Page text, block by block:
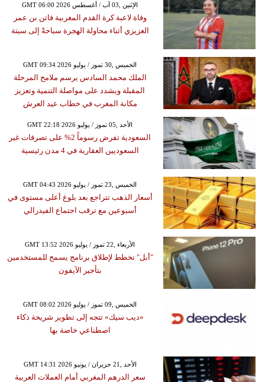
GMT 06:00 2026 الإثنين ,03 آب / أغسطس
وفاة لاعبة كرة القدم المغربية فاتن بن عمر
العزيزي أثناء محاولة الهجرة سباحةً إلى سبتة
GMT 09:34 2026 الخميس ,30 تموز / يوليو
الملك محمد السادس يرسم ملامح المرحلة
المقبلة ويشدد على مواصلة التنمية وتعزيز
مكانة المغرب في خطاب عيد العرش
GMT 22:18 2026 الأحد ,05 تموز / يوليو
السعودية تفرض رسوماً 2% على تصرفات غير
السعوديين العقارية في 4 مدن رئيسية
GMT 04:43 2026 الخميس ,23 تموز / يوليو
أسعار الذهب تتراجع بعد بلوغ أعلى مستوى في
أسبوعين مع ترقب اجتماع الفيدرالي
GMT 13:52 2026 الأربعاء ,22 تموز / يوليو
"أبل" تخطط لإطلاق برنامج يسمح للمستخدمين
بتأجير الآيفون
GMT 08:02 2026 الخميس ,09 تموز / يوليو
«ديب سيك» تتجه إلى تطوير شريحة ذكاء
اصطناعي خاصة بها
GMT 14:31 2026 الأحد ,21 حزيران / يونيو
سعر الدرهم المغربي أمام العملات العربية